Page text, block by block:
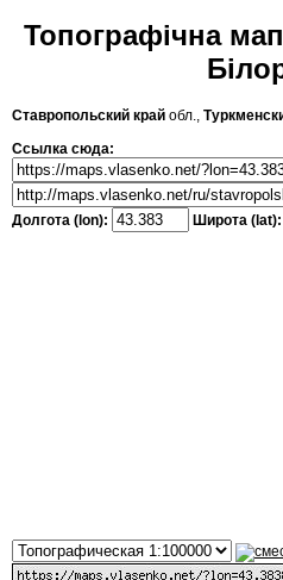
Топографічна
Ставропольский край обл.,
Ссылка сюда:
Долгота (lon): Широта (lat):